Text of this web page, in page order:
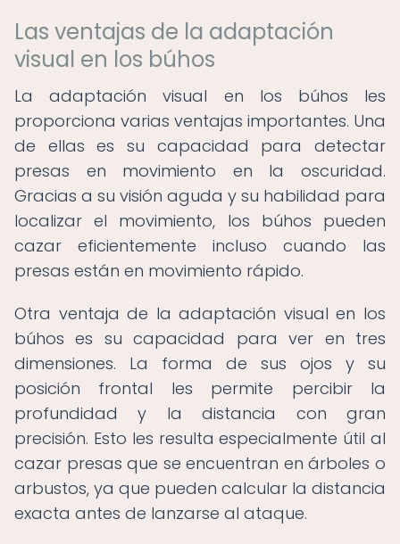
Las ventajas de la adaptación
visual en los búhos
La adaptación visual en los búhos les
proporciona varias ventajas importantes. Una
de ellas es su capacidad para detectar
presas en movimiento en la oscuridad.
Gracias a su visión aguda y su habilidad para
localizar el movimiento, los búhos pueden
cazar eficientemente incluso cuando las
presas están en movimiento rápido.
Otra ventaja de la adaptación visual en los
búhos es su capacidad para ver en tres
dimensiones. La forma de sus ojos y su
posición frontal les permite percibir la
profundidad y la distancia con gran
precisión. Esto les resulta especialmente útil al
cazar presas que se encuentran en árboles o
arbustos, ya que pueden calcular la distancia
exacta antes de lanzarse al ataque.